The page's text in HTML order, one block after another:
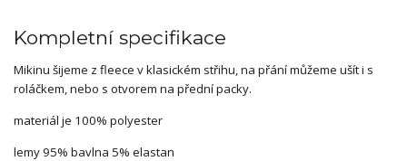
Kompletní specifikace
Mikinu šijeme z fleece v klasickém střihu, na přání můžeme ušít i s
roláčkem, nebo s otvorem na přední packy.
materiál je 100% polyester
lemy 95% bavlna 5% elastan